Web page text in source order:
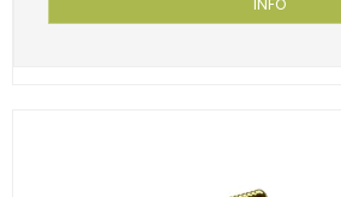
INFO